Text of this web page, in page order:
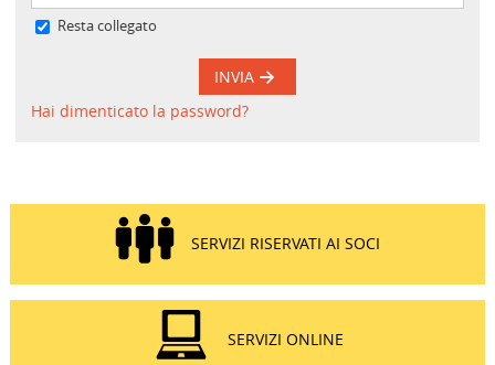
Resta collegato
INVIA
Hai dimenticato la password?
SERVIZI RISERVATI AI SOCI
SERVIZI ONLINE